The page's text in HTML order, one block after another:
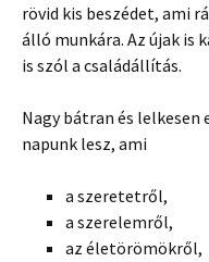
rövid kis beszédet, ami
álló munkára. Az újak is
is szól a családállítás.
Nagy bátran és
napunk lesz, ami
a szeretetről,
a szerelemről,
az életörömökről,